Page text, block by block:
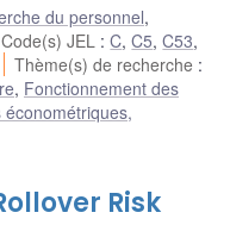
du personnel,
Code(s) JEL :C,C5,C53,
Thème(s) de recherche :
, Fonctionnement des
économétriques,
Risk